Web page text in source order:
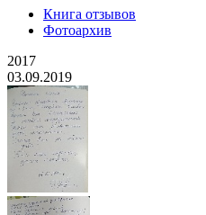
Книга отзывов
Фотоархив
2017
03.09.2019